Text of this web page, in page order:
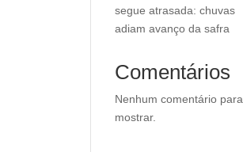
segue atrasada: chuvas
adiam avanço da safra
Comentários
Nenhum comentário para
mostrar.